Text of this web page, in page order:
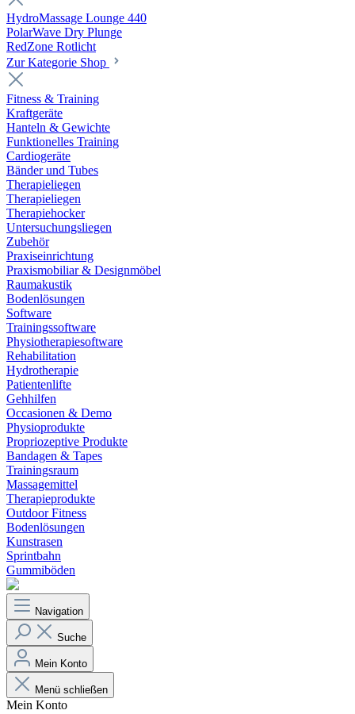
HydroMassage Lounge 440
PolarWave Dry Plunge
RedZone Rotlicht
Zur Kategorie Shop
Fitness & Training
Kraftgeräte
Hanteln & Gewichte
Funktionelles Training
Cardiogeräte
Bänder und Tubes
Therapieliegen
Therapieliegen
Therapiehocker
Untersuchungsliegen
Zubehör
Praxiseinrichtung
Praxismobiliar & Designmöbel
Raumakustik
Bodenlösungen
Software
Trainingssoftware
Physiotherapiesoftware
Rehabilitation
Hydrotherapie
Patientenlifte
Gehhilfen
Occasionen & Demo
Physioprodukte
Propriozeptive Produkte
Bandagen & Tapes
Trainingsraum
Massagemittel
Therapieprodukte
Outdoor Fitness
Bodenlösungen
Kunstrasen
Sprintbahn
Gummiböden
Navigation
Suche
Mein Konto
Menü schließen
Mein Konto